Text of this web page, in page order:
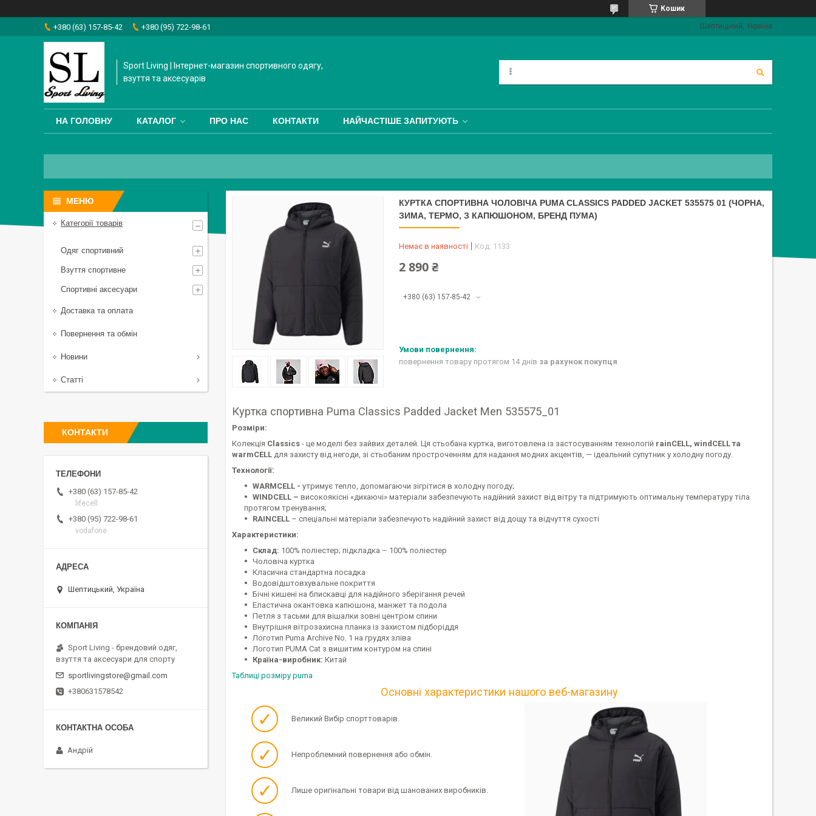
Кошик
+380 (63) 157-85-42 +380 (95) 722-98-61 Шептицький, Україна
Sport Living | Інтернет-магазин спортивного одягу,
взуття та аксесуарів
НА ГОЛОВНУ КАТАЛОГ ПРО НАС КОНТАКТИ НАЙЧАСТІШЕ ЗАПИТУЮТЬ
КУРТКА СПОРТИВНА ЧОЛОВІЧА PUMA CLASSICS PADDED JACKET 535575 01 (ЧОРНА,
ЗИМА, ТЕРМО, З КАПЮШОНОМ, БРЕНД ПУМА)
Немає в наявності Код: 1133
2 890 ₴
+380 (63) 157-85-42
повернення товару протягом 14 днів за рахунок покупця
Куртка спортивна Puma Classics Padded Jacket Men 535575_01
Розміри:
Колекція Classics - це моделі без зайвих деталей. Ця стьобана куртка, виготовлена із застосуванням технологій rainCELL, windCELL та
warmCELL для захисту від негоди, зі стьобаним простроченням для надання модних акцентів, — ідеальний супутник у холодну погоду.
Технології:
WARMCELL - утримує тепло, допомагаючи зігрітися в холодну погоду;
WINDCELL – високоякісні «дихаючі» матеріали забезпечують надійний захист від вітру та підтримують оптимальну температуру тіла
протягом тренування;
RAINCELL – спеціальні матеріали забезпечують надійний захист від дощу та відчуття сухості
Характеристики:
Склад: 100% поліестер; підкладка – 100% поліестер
Чоловіча куртка
Класична стандартна посадка
Водовідштовхувальне покриття
Бічні кишені на блискавці для надійного зберігання речей
Еластична окантовка капюшона, манжет та подола
Петля з тасьми для вішалки зовні центром спини
Внутрішня вітрозахисна планка із захистом підборіддя
Логотип Puma Archive No. 1 на грудях зліва
Логотип PUMA Cat з вишитим контуром на спині
Країна-виробник: Китай
Таблиці розміру puma
Основні характеристики нашого веб-магазину
✓ Великий Вибір спорттоварів.
✓ Непроблемний повернення або обмін.
✓ Лише оригінальні товари від шанованих виробників.
Категорії товарів
Одяг спортивний
Взуття спортивне
Спортивні аксесуари
Доставка та оплата
Повернення та обмін
Новини
Статті
КОНТАКТИ
+380 (63) 157-85-42
lifecell
+380 (95) 722-98-61
vodafone
Шептицький, Україна
Sport Living - брендовий одяг,
взуття та аксесуари для спорту
sportlivingstore@gmail.com
+380631578542
Андрій